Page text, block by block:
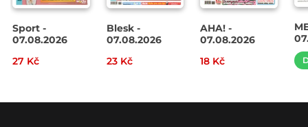
Sport -
07.08.2026
27 Kč
Blesk -
07.08.2026
23 Kč
AHA! -
07.08.2026
18 Kč